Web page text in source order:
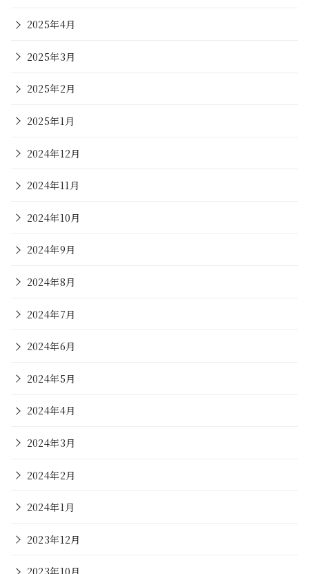
2025年4月
2025年3月
2025年2月
2025年1月
2024年12月
2024年11月
2024年10月
2024年9月
2024年8月
2024年7月
2024年6月
2024年5月
2024年4月
2024年3月
2024年2月
2024年1月
2023年12月
2023年10月